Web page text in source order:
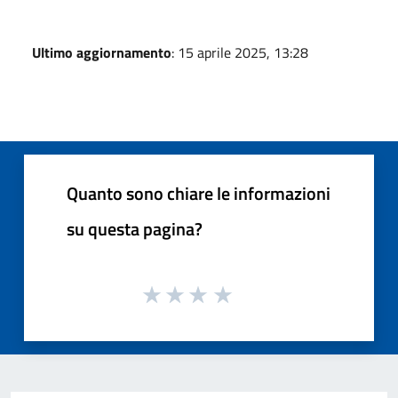
Ultimo aggiornamento: 15 aprile 2025, 13:28
Quanto sono chiare le informazioni
su questa pagina?